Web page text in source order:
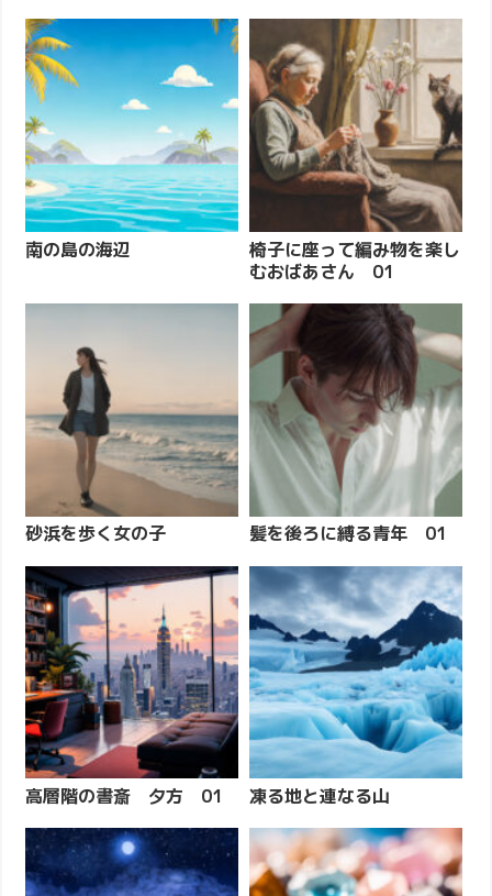
南の島の海辺
椅子に座って編み物を楽し
むおばあさん 01
砂浜を歩く女の子 髪を後ろに縛る青年 01
高層階の書斎 夕方 01 凍る地と連なる山